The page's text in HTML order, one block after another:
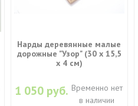
Нарды деревянные малые
дорожные "Узор" (30 x 15,5
х 4 см)
1 050 руб. Временно нет
в наличии